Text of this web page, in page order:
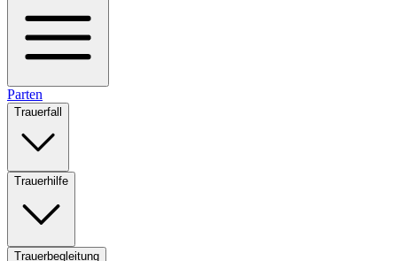
Parten
Trauerfall
Trauerhilfe
Trauerbegleitung